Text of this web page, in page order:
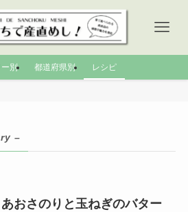
別 都道府県別 レシピ
–
あおさのりと玉ねぎのバター